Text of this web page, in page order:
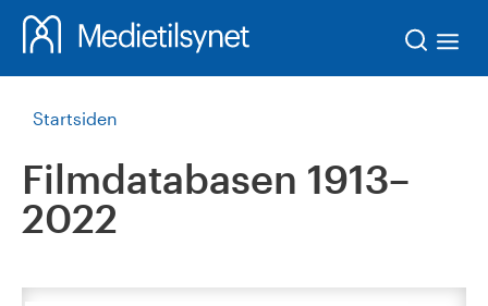
Startsiden
Filmdatabasen 1913–
2022